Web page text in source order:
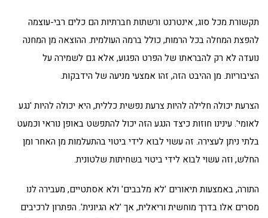
תקשורת מכל סוג, אינטרנט ורשתות חברתיות הם כלים רבי-עוצמה
להפצת המחלה בכל הרמות, כולל ברמה העולמית. ההוצאה מן המחנה
נועדה לא רק להבראתו של הפרט הפגוע, אלא גם לשמירה על
הציבוריות. מן ההיבט הזה, זהו אמצעי מניעה של הידבקות.
הצרעת יכולה חלילה להיות צרעת נפשית כללית, היא יכולה להיות 'נגע
לאומי'. עינינו חוזות כיצד הנגע הזה יכול להתפשט באופן נוראי וכמעט
בלתי ניתן לעצירה. זה עשוי לבוא לידי ביטוי בהתעלמות מן האחר ומן
החלש, וזה עשוי לבוא לידי ביטוי בשחיתות שלטונית.
התורה, באמצעות תיאורים 'לא מלבבים' ולא אסתטיים, מעבירה לנו
מסרים אלו בדרך מוחשית וריאלית, אך 'לא הגיונית'. הפתרון לרכיבים